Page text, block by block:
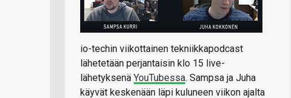
io-techin viikottainen tekniikkapodcast
lähetetään perjantaisin klo 15 live-
lähetyksenä YouTubessa. Sampsa ja Juha
käyvät keskenään läpi kuluneen viikon ajalta